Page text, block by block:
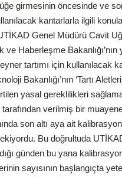
girmesinin öncesinde ve
kantarlarla ilgili
Genel Müdürü Cavit
Haberleşme Bakanlığı’nın
tartımı için kullanılacak
Bakanlığı’nın ‘Tartı
yasal gereklilikleri
verilmiş bir
son altı aya ait
Bu doğrultuda
günden bu yana
sayısının başlangıçta